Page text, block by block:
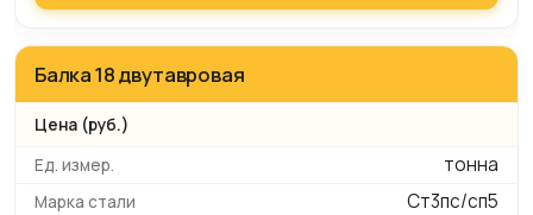
Балка 18 двутавровая
тонна
Ст3пс/сп5